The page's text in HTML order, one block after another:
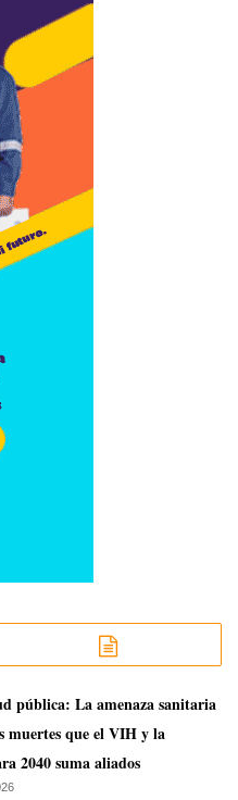
pública: La amenaza sanitaria
muertes que el VIH y la
2040 suma aliados